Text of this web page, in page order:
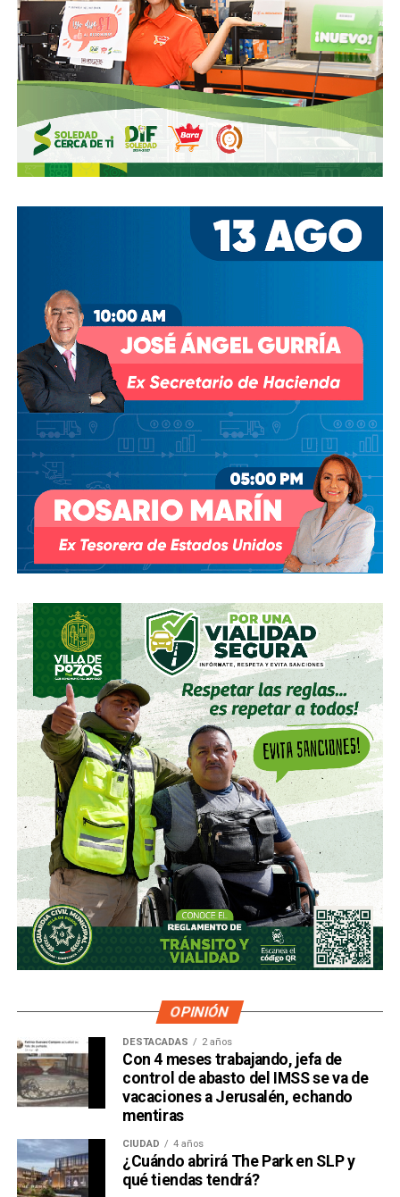
Ya aprovechando, revisen las señales de tránsito de la
zona, que necesitan mantenimiento, y luego dense una
vuelta por la ciudad:
hay banquetas que son
estacionamientos, hay ciclovías intransitables, hay
peatones en riesgoporque los conductores no siguen el
reglamento.
En pocas palabras,
bajemos todos la velocidad… en
Arrancó la carrera, todos la van perdiendo |
OPINIÓN
DESTACADAS 2 años
Con 4 meses trabajando, jefa de
control de abasto del IMSS se va de
vacaciones a Jerusalén, echando
mentiras
CIUDAD 4 años
¿Cuándo abrirá The Park en SLP y
qué tiendas tendrá?